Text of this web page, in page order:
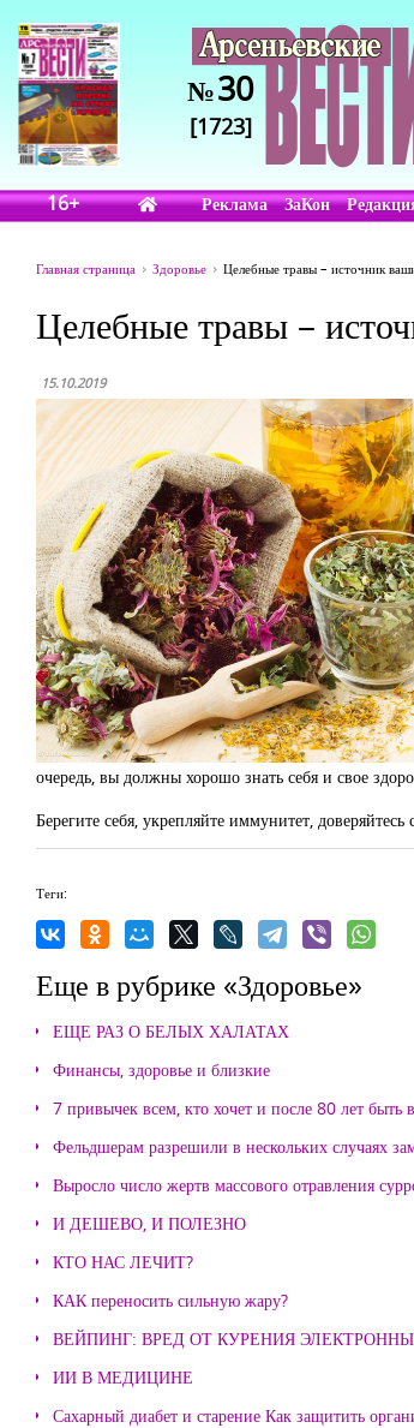
№30
[1723]
16+ Реклама ЗаКон
Главная страница Здоровье Целебные травы – источник
Целебные травы –
15.10.2019
очередь, вы должны хорошо знать себя и свое
Берегите себя, укрепляйте иммунитет,
Теги:
Еще в рубрике «Здоровье»
ЕЩЕ РАЗ О БЕЛЫХ ХАЛАТАХ
Финансы, здоровье и близкие
7 привычек всем, кто хочет и после 80 лет
Фельдшерам разрешили в нескольких случаях
Выросло число жертв массового отравления
И ДЕШЕВО, И ПОЛЕЗНО
КТО НАС ЛЕЧИТ?
КАК переносить сильную жару?
ВЕЙПИНГ: ВРЕД ОТ КУРЕНИЯ
ИИ В МЕДИЦИНЕ
Сахарный диабет и старение Как защитить